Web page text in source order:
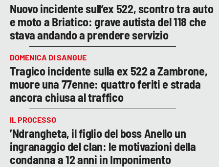
Nuovo incidente sull’ex 522, scontro tra auto
e moto a Briatico: grave autista del 118 che
stava andando a prendere servizio
DOMENICA DI SANGUE
Tragico incidente sulla ex 522 a Zambrone,
muore una 77enne: quattro feriti e strada
ancora chiusa al traffico
IL PROCESSO
’Ndrangheta, il figlio del boss Anello un
ingranaggio del clan: le motivazioni della
condanna a 12 anni in Imponimento